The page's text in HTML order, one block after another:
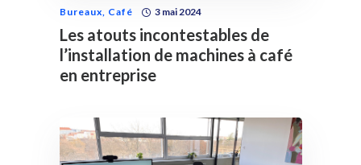
Bureaux, Café 3 mai 2024
Les atouts incontestables de
l’installation de machines à café
en entreprise